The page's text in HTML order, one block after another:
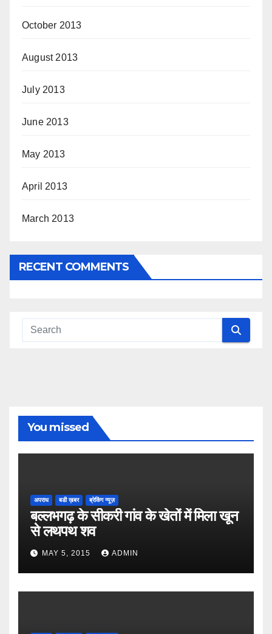
October 2013
August 2013
July 2013
June 2013
May 2013
April 2013
March 2013
RECENT COMMENTS
You missed
अपराध बडी ख़बर ब्रेकिंग न्यूज़
बल्लभगढ़ के सीकरी गांव के खेतों में मिला खून
से लथपथ शव
MAY 5, 2015 ADMIN